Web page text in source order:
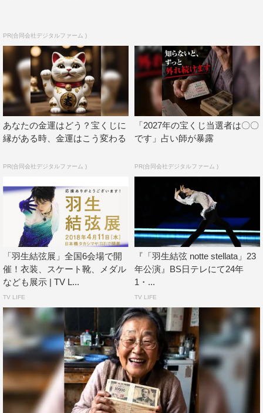
羽生結弦
PR(合同会社デジタルファーム )
あなたの金運はどう？宝くじに
縁がある時、金運はこう変わる
PR(合同会社デジタルファーム )
「2027年の宝くじ当選者は〇〇
です」占い師が暴露
PR(合同会社デジタルファーム )
「羽生結弦展」全国6会場で開
催！衣装、スケート靴、メダル
なども展示 | TV L...
TV LIFE
『「羽生結弦 notte stellata」23
年公演』BS日テレにて24年
1・...
TV LIFE